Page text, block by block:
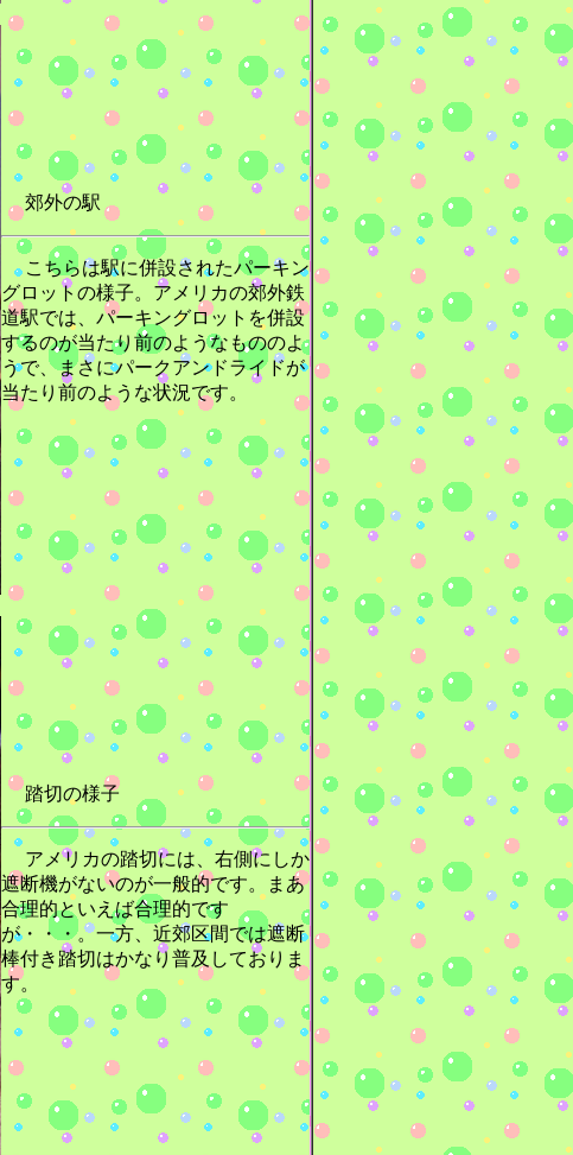
郊外の駅
こちらは駅に併設されたパーキン
グロットの様子。アメリカの郊外鉄
道駅では、パーキングロットを併設
するのが当たり前のようなもののよ
うで、まさにパークアンドライドが
当たり前のような状況です。
踏切の様子
アメリカの踏切には、右側にしか
遮断機がないのが一般的です。まあ
合理的といえば合理的です
が・・・。一方、近郊区間では遮断
棒付き踏切はかなり普及しておりま
す。